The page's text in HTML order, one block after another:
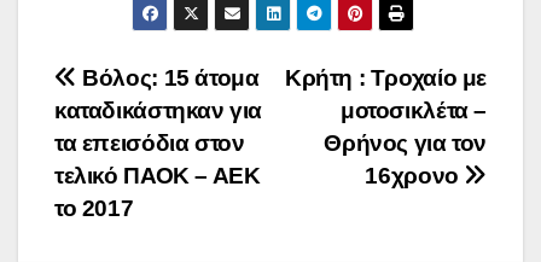
Πλοήγηση
άρθρων
Κρήτη : Τροχαίο με
μοτοσικλέτα –
Θρήνος για τον
16χρονο
Βόλος: 15 άτομα
καταδικάστηκαν για
τα επεισόδια στον
τελικό ΠΑΟΚ – ΑΕΚ
το 2017